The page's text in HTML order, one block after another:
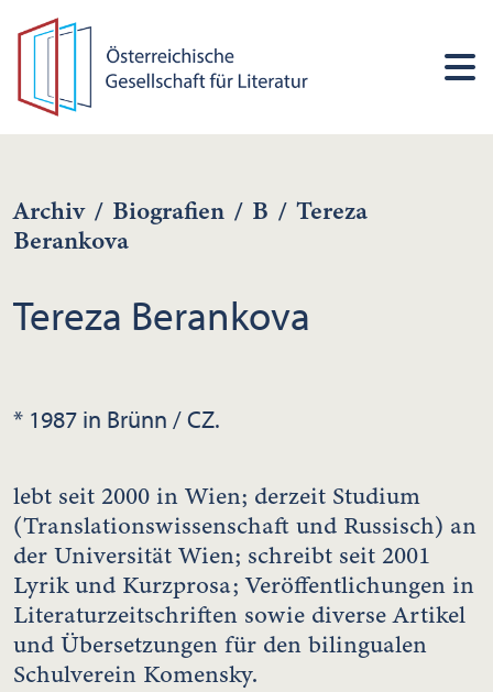
Archiv / Biografien / B / Tereza
Berankova
Tereza Berankova
* 1987 in Brünn / CZ.
lebt seit 2000 in Wien; derzeit Studium
(Translationswissenschaft und Russisch) an
der Universität Wien; schreibt seit 2001
Lyrik und Kurzprosa; Veröffentlichungen in
Literaturzeitschriften sowie diverse Artikel
und Übersetzungen für den bilingualen
Schulverein Komensky.